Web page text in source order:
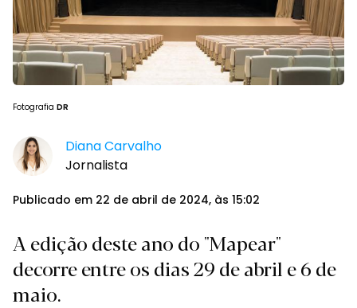
Fotografia DR
Diana Carvalho
Jornalista
Publicado em 22 de abril de 2024, às 15:02
A edição deste ano do "Mapear"
decorre entre os dias 29 de abril e 6 de
maio.